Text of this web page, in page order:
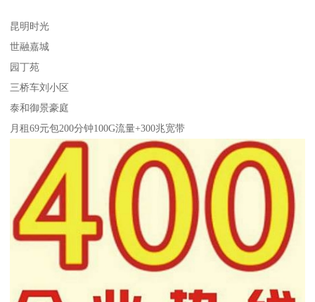
昆明时光
世融嘉城
园丁苑
三桥车刘小区
泰和御景豪庭
月租69元包200分钟100G流量+300兆宽带